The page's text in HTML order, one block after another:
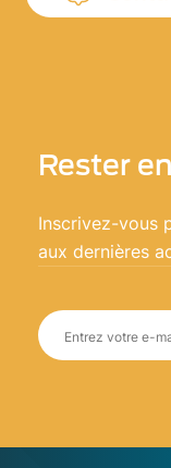
Rester
Inscrivez-vous
aux dernières